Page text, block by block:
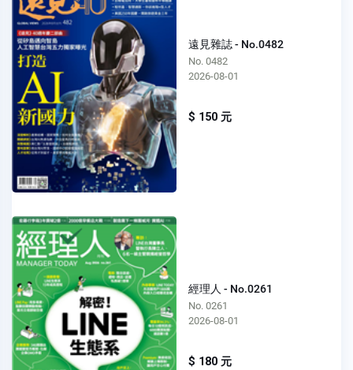
遠見雜誌 - No.0482
No. 0482
2026-08-01
$ 150 元
經理人 - No.0261
No. 0261
2026-08-01
$ 180 元